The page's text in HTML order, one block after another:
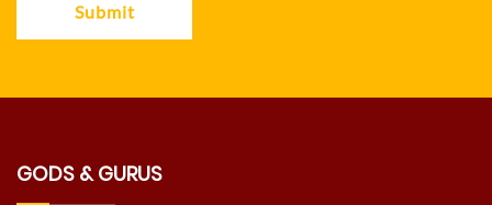
Submit
GODS & GURUS